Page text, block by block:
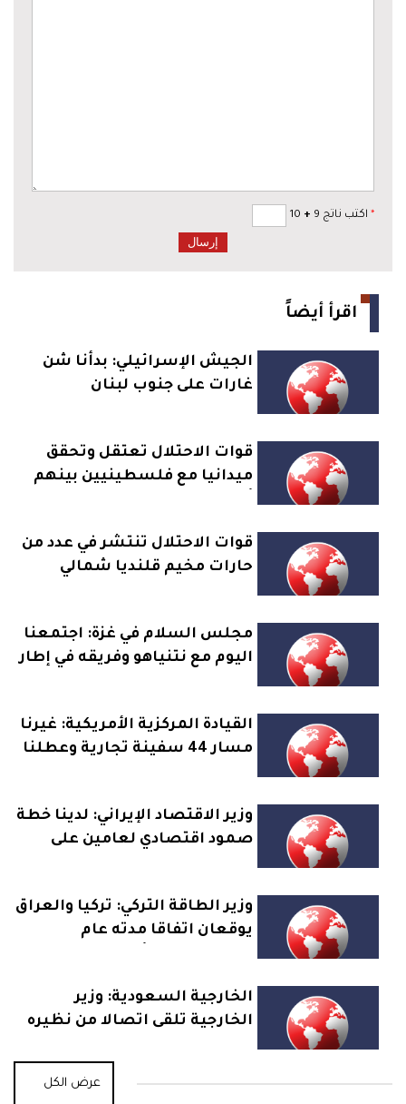
* اكتب ناتج 9 +
اقرأ أيضاً
الجيش الإسرائيلي: بدأنا شن
غارات على جنوب لبنان
قوات الاحتلال تعتقل وتحقق
ميدانيا مع فلسطينيين بينهم
قوات الاحتلال تنتشر في عدد من
حارات مخيم قلنديا شمالي
مجلس السلام في غزة: اجتمعنا
اليوم مع نتنياهو وفريقه في إطار
القيادة المركزية الأمريكية: غيرنا
مسار 44 سفينة تجارية وعطلنا
وزير الاقتصاد الإيراني: لدينا خطة
صمود اقتصادي لعامين على
وزير الطاقة التركي: تركيا والعراق
يوقعان اتفاقا مدته عام
الخارجية السعودية: وزير
الخارجية تلقى اتصالا من نظيره
الدبلوماسية لخفض التصعيد
عرض الكل